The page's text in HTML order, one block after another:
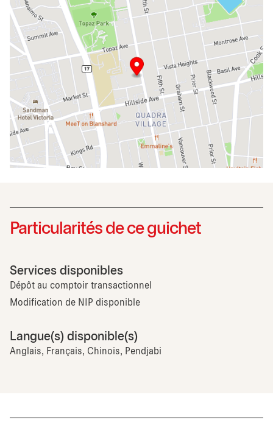
Particularités de ce guichet
Services disponibles
Dépôt au comptoir transactionnel
Modification de NIP disponible
Langue(s) disponible(s)
Anglais, Français, Chinois, Pendjabi